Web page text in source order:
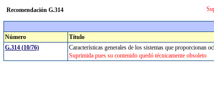
Recomendación G.314
Número
Título
G.314 (10/76)
Características generales de los sistemas que proporcionan
Suprimida pues su contenido quedó técnicamente obsoleto